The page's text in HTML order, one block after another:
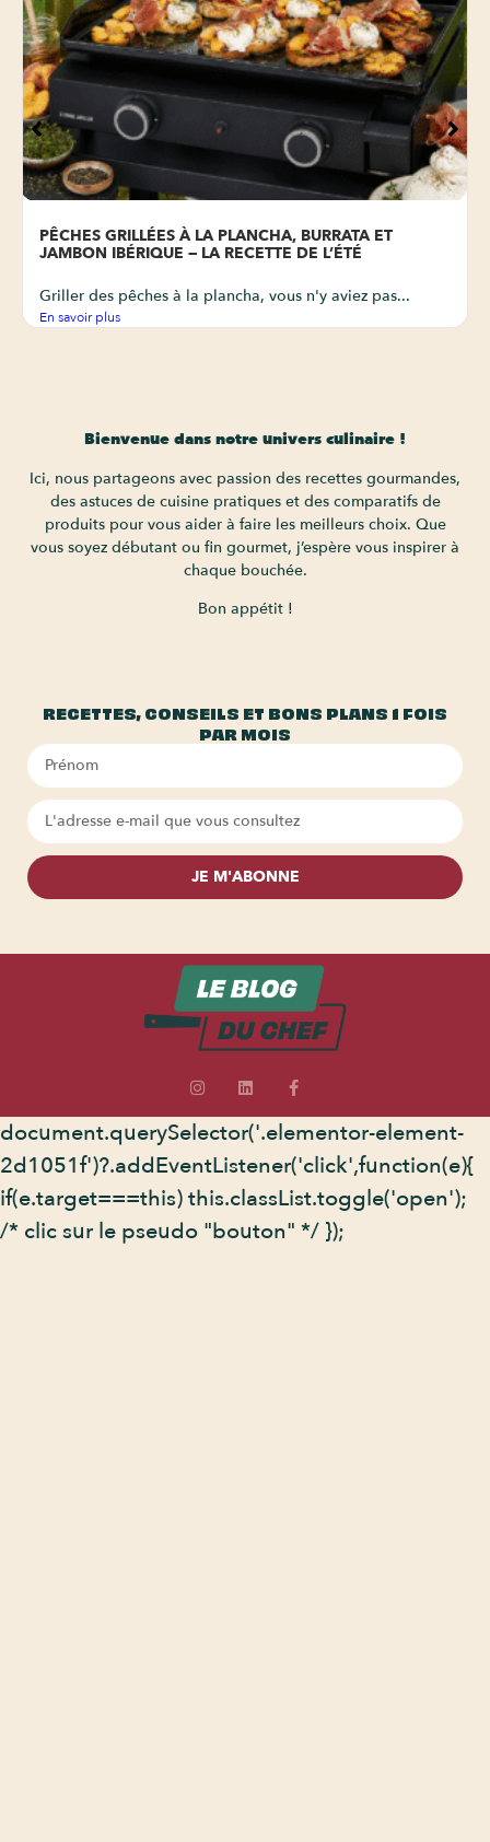
PÊCHES GRILLÉES À LA PLANCHA, BURRATA ET
JAMBON IBÉRIQUE — LA RECETTE DE L’ÉTÉ
Griller des pêches à la plancha, vous n'y aviez pas...
En savoir plus
Bienvenue dans notre univers culinaire !
Ici, nous partageons avec passion des recettes gourmandes,
des astuces de cuisine pratiques et des comparatifs de
produits pour vous aider à faire les meilleurs choix. Que
vous soyez débutant ou fin gourmet, j’espère vous inspirer à
chaque bouchée.
Bon appétit !
RECETTES, CONSEILS ET BONS PLANS 1 FOIS
PAR MOIS
JE M'ABONNE
document.querySelector('.elementor-element-
2d1051f')?.addEventListener('click',function(e){
if(e.target===this) this.classList.toggle('open');
/* clic sur le pseudo "bouton" */ });